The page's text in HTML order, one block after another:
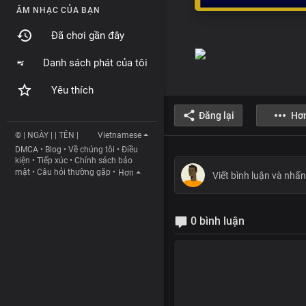
ÂM NHẠC CỦA BẠN
Đã chơi gần đây
Danh sách phát của tôi
Yêu thích
© | NGÀY | | TÊN |
Vietnamese
DMCA • Blog • Về chúng tôi • Điều
kiện • Tiếp xúc • Chính sách bảo
mật • Câu hỏi thường gặp • Hơn
Đăng lại
0 bình luận